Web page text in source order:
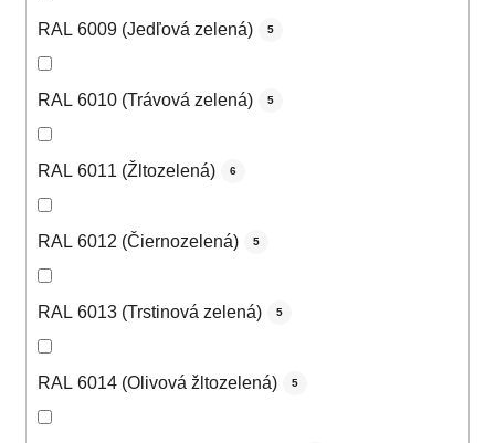
RAL 6009 (Jedľová zelená) 5
RAL 6010 (Trávová zelená) 5
RAL 6011 (Žltozelená) 6
RAL 6012 (Čiernozelená) 5
RAL 6013 (Trstinová zelená) 5
RAL 6014 (Olivová žltozelená) 5